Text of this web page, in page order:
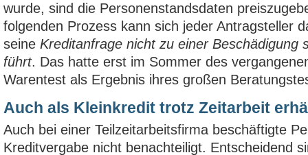
wurde, sind die Personenstandsdaten
folgenden Prozess kann sich jeder Antragsteller
seine Kreditanfrage nicht zu einer Beschädigung
führt. Das hatte erst im Sommer des
Warentest als Ergebnis ihres großen
Auch als Kleinkredit trotz Zeitarbeit
Auch bei einer Teilzeitarbeitsfirma beschäftigte
Kreditvergabe nicht benachteiligt. Entscheidend